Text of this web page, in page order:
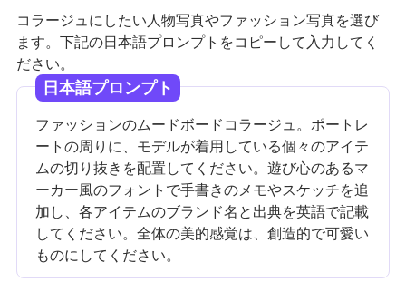
コラージュにしたい人物写真やファッション写真を選び
ます。下記の日本語プロンプトをコピーして入力してく
ださい。
日本語プロンプト
ファッションのムードボードコラージュ。ポートレ
ートの周りに、モデルが着用している個々のアイテ
ムの切り抜きを配置してください。遊び心のあるマ
ーカー風のフォントで手書きのメモやスケッチを追
加し、各アイテムのブランド名と出典を英語で記載
してください。全体の美的感覚は、創造的で可愛い
ものにしてください。